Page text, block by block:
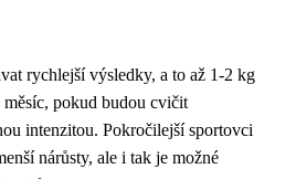
rychlejší výsledky, a to až 1-2 kg
pokud budou cvičit
intenzitou. Pokročilejší sportovci
nárůsty, ale i tak je možné